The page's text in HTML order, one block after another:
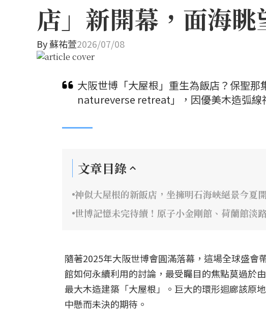
店」新開幕，面海
By蘇祐萱2026/07/08
大阪世博「大屋根」重生為飯店？保聖
natureverse retreat」，因優美木造弧線
文章目錄
神似大屋根的新飯店，坐擁明石海峽絕景今夏
世博記憶未完待續！原子小金剛館、荷蘭館淡
隨著2025年大阪世博會圓滿落幕，這場全球盛
館如何永續利用的討論，最受矚目的焦點莫過於
最大木造建築「大屋根」。巨大的環形迴廊該原
中懸而未決的期待。